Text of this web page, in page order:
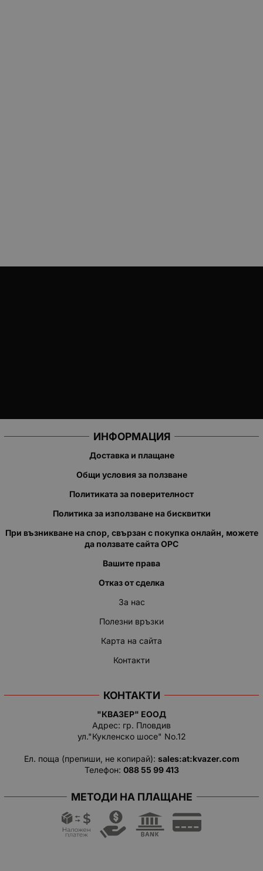
ИНФОРМАЦИЯ
Доставка и плащане
Общи условия за ползване
Политиката за поверителност
Политика за използване на бисквитки
При възникване на спор, свързан с покупка онлайн, можете
да ползвате сайта ОРС
Вашите права
Отказ от сделка
За нас
Полезни връзки
Карта на сайта
Контакти
КОНТАКТИ
"КВАЗЕР" ЕООД
Адрес: гр. Пловдив
ул."Кукленско шосе" No.12
Ел. поща (препиши, не копирай): salеs:at:kvazer.cоm
Телефон: 088 55 99 413
МЕТОДИ НА ПЛАЩАНЕ